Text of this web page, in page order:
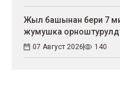
Жыл башынан бери 7
жумушка
07 Август 2026 140